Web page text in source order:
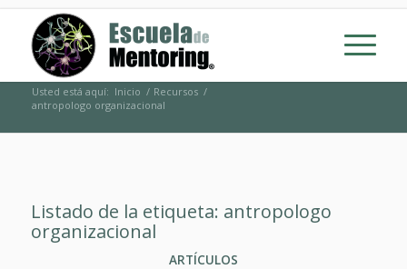
Usted está aquí: Inicio / Recursos /
antropologo organizacional
Listado de la etiqueta: antropologo
organizacional
ARTÍCULOS